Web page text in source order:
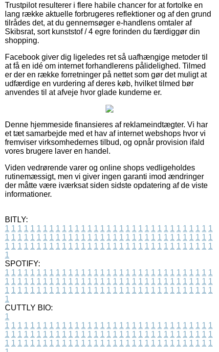
Trustpilot resulterer i flere habile chancer for at fortolke en
lang række aktuelle forbrugeres reflektioner og af den grund
tilrådes det, at du gennemsøger e-handlens omtaler af
Skibsrat, sort kunststof / 4 egre forinden du færdiggør din
shopping.
Facebook giver dig ligeledes ret så uafhængige metoder til
at få en idé om internet forhandlerens pålidelighed. Tilmed
er der en række forretninger på nettet som gør det muligt at
udfærdige en vurdering af deres køb, hvilket tilmed bør
anvendes til at afveje hvor glade kunderne er.
Denne hjemmeside finansieres af reklameindtægter. Vi har
et tæt samarbejde med et hav af internet webshops hvor vi
fremviser virksomhedernes tilbud, og opnår provision ifald
vores brugere laver en handel.
Viden vedrørende varer og online shops vedligeholdes
rutinemæssigt, men vi giver ingen garanti imod ændringer
der måtte være iværksat siden sidste opdatering af de viste
informationer.
BITLY:
1 1 1 1 1 1 1 1 1 1 1 1 1 1 1 1 1 1 1 1 1 1 1 1 1 1 1 1 1 1 1 1 1
1 1 1 1 1 1 1 1 1 1 1 1 1 1 1 1 1 1 1 1 1 1 1 1 1 1 1 1 1 1 1 1 1
1 1 1 1 1 1 1 1 1 1 1 1 1 1 1 1 1 1 1 1 1 1 1 1 1 1 1 1 1 1 1 1 1
1
SPOTIFY:
1 1 1 1 1 1 1 1 1 1 1 1 1 1 1 1 1 1 1 1 1 1 1 1 1 1 1 1 1 1 1 1 1
1 1 1 1 1 1 1 1 1 1 1 1 1 1 1 1 1 1 1 1 1 1 1 1 1 1 1 1 1 1 1 1 1
1 1 1 1 1 1 1 1 1 1 1 1 1 1 1 1 1 1 1 1 1 1 1 1 1 1 1 1 1 1 1 1 1
1
CUTTLY BIO:
1
1 1 1 1 1 1 1 1 1 1 1 1 1 1 1 1 1 1 1 1 1 1 1 1 1 1 1 1 1 1 1 1 1
1 1 1 1 1 1 1 1 1 1 1 1 1 1 1 1 1 1 1 1 1 1 1 1 1 1 1 1 1 1 1 1 1
1 1 1 1 1 1 1 1 1 1 1 1 1 1 1 1 1 1 1 1 1 1 1 1 1 1 1 1 1 1 1 1 1